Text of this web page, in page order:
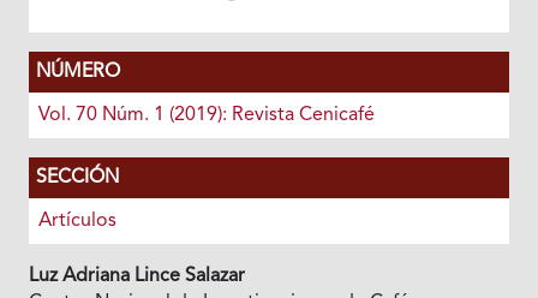
NÚMERO
Vol. 70 Núm. 1 (2019): Revista Cenicafé
SECCIÓN
Artículos
Luz Adriana Lince Salazar